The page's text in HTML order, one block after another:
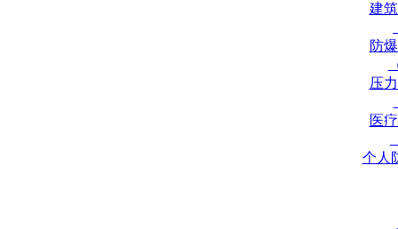
建
防
压
医
个人